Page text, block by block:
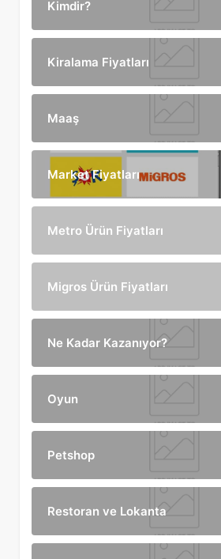
Kimdir?
Kiralama Fiyatları
Maaş
Market Fiyatları
Metro Ürün Fiyatları
Migros Ürün Fiyatları
Ne Kadar Kazanıyor?
Oyun
Petshop
Restoran ve Lokanta